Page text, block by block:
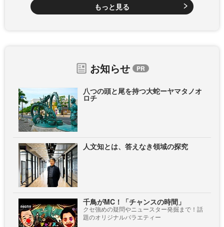
もっと見る
お知らせ
八つの頭と尾を持つ大蛇ーヤマタノオ
ロチ
人文知とは、答えなき領域の探究
千鳥がMC！「チャンスの時間」
クセ強めの疑問やニュースター発掘まで！話
題のオリジナルバラエティー